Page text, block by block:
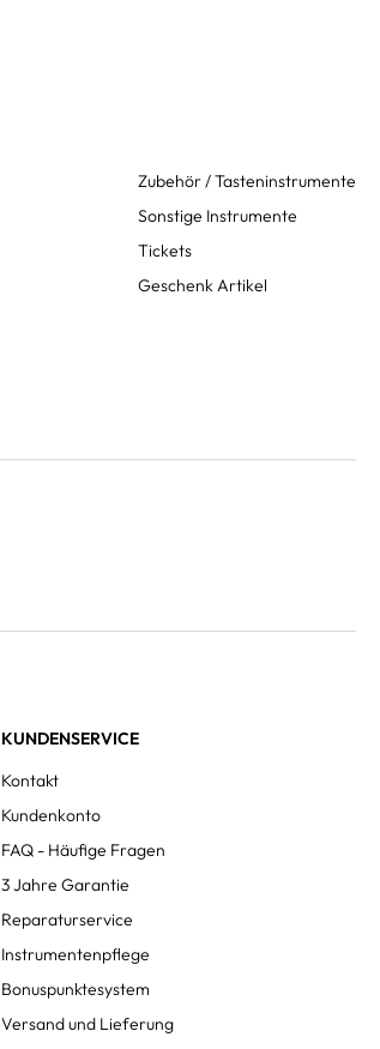
Zubehör / Tasteninstrumente
Sonstige Instrumente
Tickets
Geschenk Artikel
KUNDENSERVICE
Kontakt
Kundenkonto
FAQ - Häufige Fragen
3 Jahre Garantie
Reparaturservice
Instrumentenpflege
Bonuspunktesystem
Versand und Lieferung